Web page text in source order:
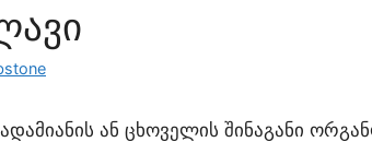
ან ცხოველის შინაგანი